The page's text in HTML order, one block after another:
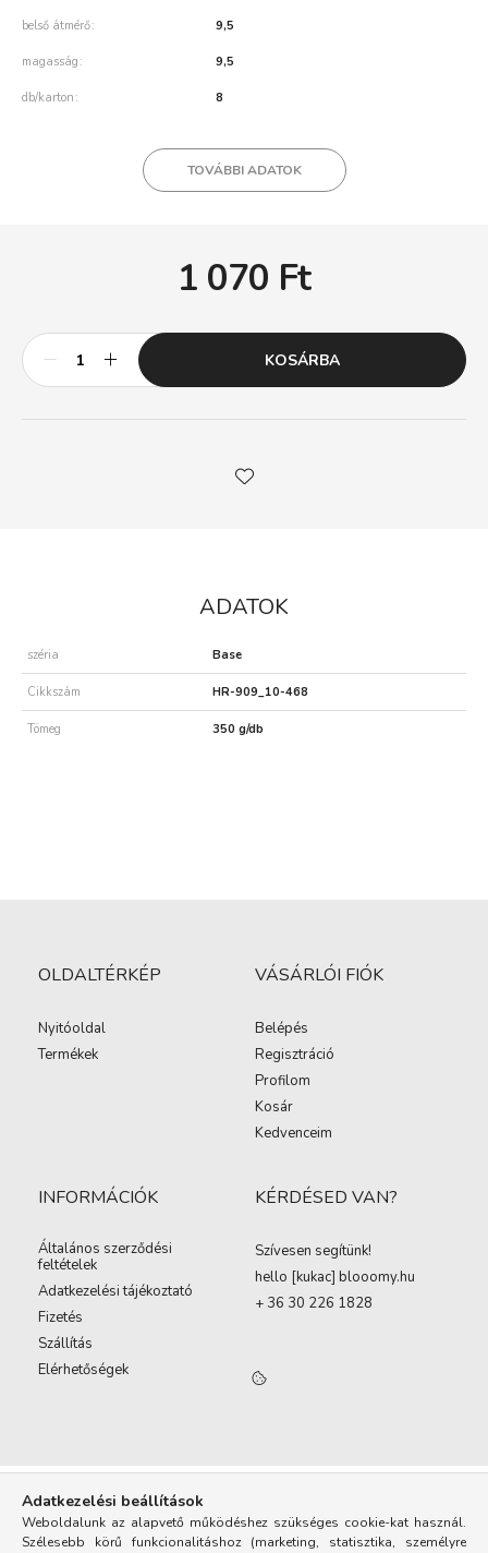
belső átmérő 9,5
magasság 9,5
db/karton 8
TOVÁBBI ADATOK
1 070 Ft
KOSÁRBA
ADATOK
széria Base
Cikkszám HR-909_10-468
Tömeg 350 g/db
OLDALTÉRKÉP
Nyitóoldal
Termékek
VÁSÁRLÓI FIÓK
Belépés
Regisztráció
Profilom
Kosár
Kedvenceim
INFORMÁCIÓK
Általános szerződési
feltételek
Adatkezelési tájékoztató
Fizetés
Szállítás
Elérhetőségek
KÉRDÉSED VAN?
Szívesen segítünk!
hello [kukac] blooomy.hu
+ 36 30 226 1828
Adatkezelési beállítások
Weboldalunk az alapvető működéshez szükséges cookie-kat használ.
Szélesebb körű funkcionalitáshoz (marketing, statisztika, személyre